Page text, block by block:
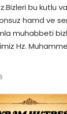
bu kutlu
hamd ve
muhabbeti
Hz.